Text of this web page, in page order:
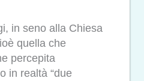
in seno alla Chiesa
quella che
percepita
in realtà “due